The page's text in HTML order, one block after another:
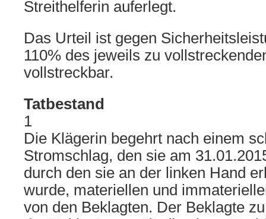
Streithelferin auferlegt.
Das Urteil ist gegen
110% des jeweils zu
vollstreckbar.
Tatbestand
1
Die Klägerin begehrt nach einem
Stromschlag, den sie am
durch den sie an der linken Hand
wurde, materiellen und
von den Beklagten. Der Beklagte